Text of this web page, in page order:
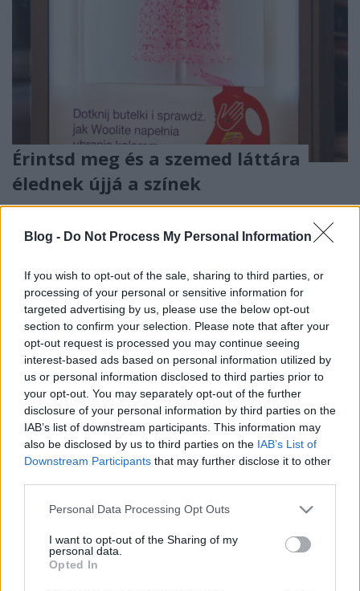
Blog - Do Not Process My Personal Information
If you wish to opt-out of the sale, sharing to third parties, or
processing of your personal or sensitive information for
targeted advertising by us, please use the below opt-out
section to confirm your selection. Please note that after your
opt-out request is processed you may continue seeing
interest-based ads based on personal information utilized by
us or personal information disclosed to third parties prior to
your opt-out. You may separately opt-out of the further
disclosure of your personal information by third parties on the
IAB’s list of downstream participants. This information may
also be disclosed by us to third parties on the IAB’s List of
Downstream Participants that may further disclose it to other
Please note that this website/app uses one or more Google
not limited to your visit or usage behaviour. You may click to
grant or deny consent to Google and its third-party tags to
use your data for below specified purposes in below Google
Personal Data Processing Opt Outs
I want to opt-out of the Sharing of my
personal data.
Opted In
Érintsd meg és a szemed láttára
élednek újjá a színek
Fodor Tomi•2012. október 16. 0
változatosra sikeredett, hiszen volt itt kizárás,
kritizált nyertesek, de ami minket a legjobban érint,
hogy 5 hazai ügynökség 14(!!) rövidlistás helyett
sepert be, ráadásul a DDB Budapest a Rajongószív
nevezetű kampányával az innovatív…